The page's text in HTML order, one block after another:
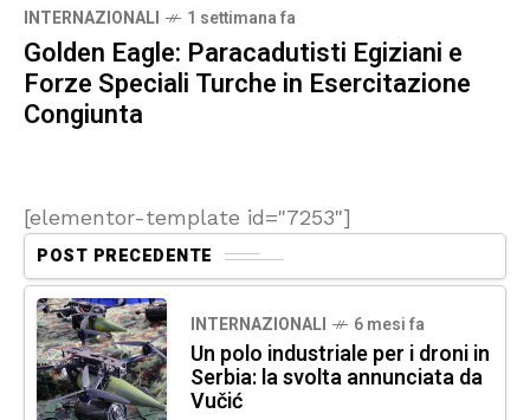
INTERNAZIONALI 1 settimana fa
Golden Eagle: Paracadutisti Egiziani e
Forze Speciali Turche in Esercitazione
Congiunta
[elementor-template id="7253"]
POST PRECEDENTE
INTERNAZIONALI 6 mesi fa
Un polo industriale per i droni in
Serbia: la svolta annunciata da
Vučić